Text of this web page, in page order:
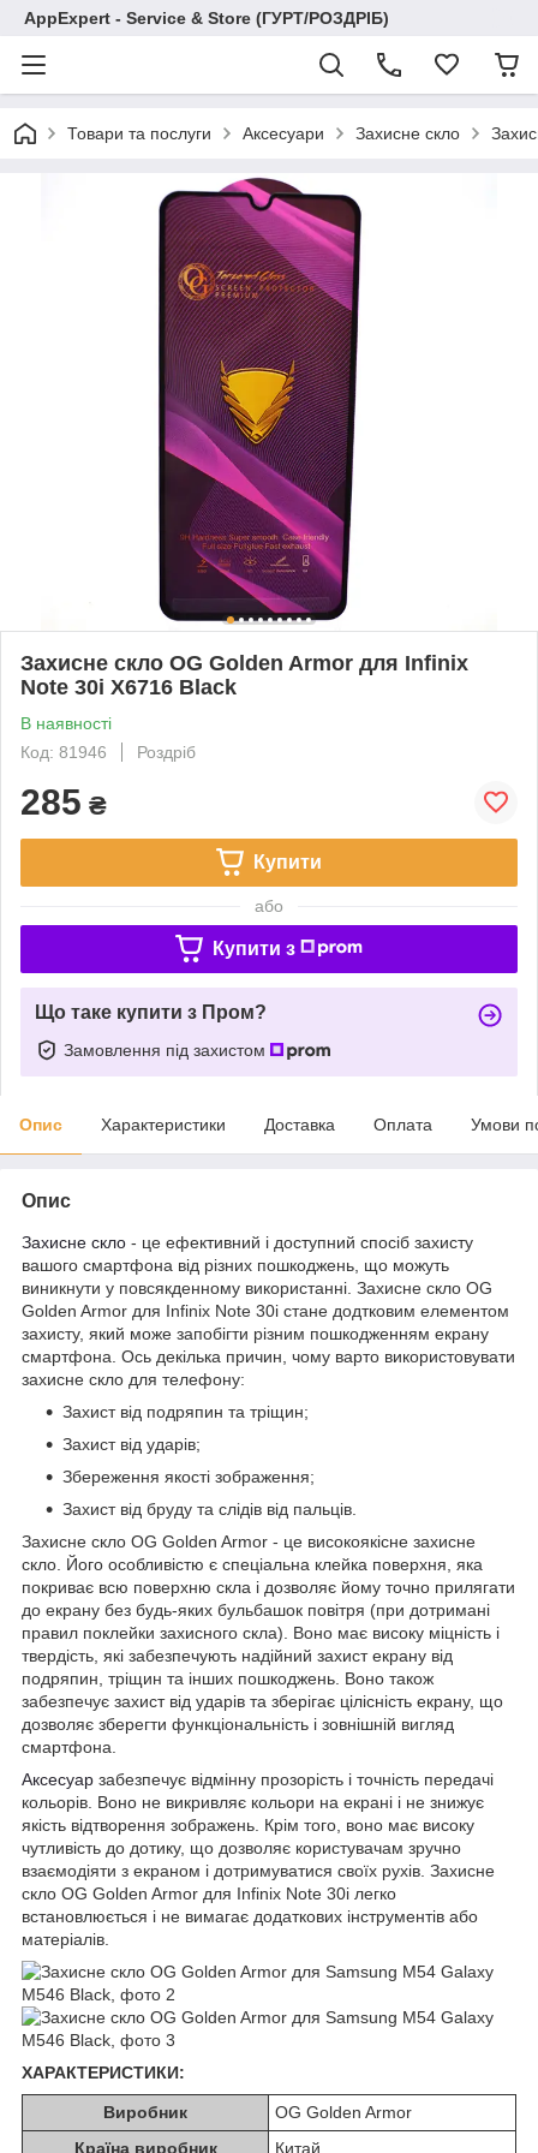
AppExpert - Service & Store (ГУРТ/РОЗДРІБ)
Товари та послуги Аксесуари Захисне скло
Захисне скло OG Golden Armor для Infinix
Note 30i X6716 Black
В наявності
Код: 81946
Роздріб
285 ₴
Купити
або
Купити з
Що таке купити з Пром?
Замовлення під захистом
Опис Характеристики Доставка Оплата Умови
Опис
Захисне скло - це ефективний і доступний спосіб захисту
вашого смартфона від різних пошкоджень, що можуть
виникнути у повсякденному використанні. Захисне скло OG
Golden Armor для Infinix Note 30i стане додтковим елементом
захисту, який може запобігти різним пошкодженням екрану
смартфона. Ось декілька причин, чому варто використовувати
захисне скло для телефону:
Захист від подряпин та тріщин;
Захист від ударів;
Збереження якості зображення;
Захист від бруду та слідів від пальців.
Захисне скло OG Golden Armor - це високоякісне захисне
скло. Його особливістю є спеціальна клейка поверхня, яка
покриває всю поверхню скла і дозволяє йому точно прилягати
до екрану без будь-яких бульбашок повітря (при дотримані
правил поклейки захисного скла). Воно має високу міцність і
твердість, які забезпечують надійний захист екрану від
подряпин, тріщин та інших пошкоджень. Воно також
забезпечує захист від ударів та зберігає цілісність екрану, що
дозволяє зберегти функціональність і зовнішній вигляд
смартфона.
Аксесуар забезпечує відмінну прозорість і точність передачі
кольорів. Воно не викривляє кольори на екрані і не знижує
якість відтворення зображень. Крім того, воно має високу
чутливість до дотику, що дозволяє користувачам зручно
взаємодіяти з екраном і дотримуватися своїх рухів. Захисне
скло OG Golden Armor для Infinix Note 30i легко
встановлюється і не вимагає додаткових інструментів або
матеріалів.
ХАРАКТЕРИСТИКИ:
Виробник
OG Golden Armor
Країна виробник
Китай